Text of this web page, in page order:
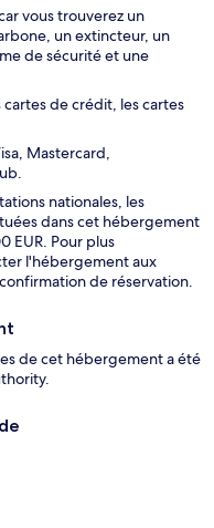
vous trouverez un
un extincteur, un
de sécurité et une
de crédit, les cartes
Mastercard,
nationales, les
dans cet hébergement
EUR. Pour plus
l'hébergement aux
de réservation.
de cet hébergement a été